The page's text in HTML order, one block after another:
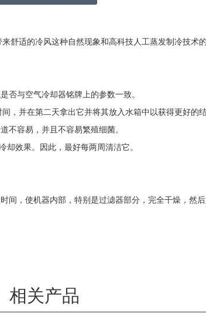
适的冷风这种自然现象和高科技人工蒸发制冷技术
否与空气冷却器铭牌上的参数一致。
，并在第二天拿出它并将其放入水箱中以获得更好的结
不容易，并且不容易繁殖细菌。
效果。因此，最好每两周清洁它。
，使机器内部，特别是过滤器部分，完全干燥，然后
相关产品